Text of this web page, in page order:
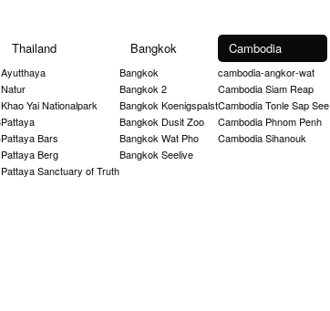
Thailand
Ayutthaya
Natur
Khao Yai Nationalpark
Pattaya
Pattaya Bars
Pattaya Berg
Pattaya Sanctuary of Truth
Bangkok
Bangkok
Bangkok 2
Bangkok Koenigspalst
Bangkok Dusit Zoo
Bangkok Wat Pho
Bangkok Seelive
Cambodia
cambodia-angkor-wat
Cambodia Siam Reap
Cambodia Tonle Sap See
Cambodia Phnom Penh
Cambodia Sihanouk